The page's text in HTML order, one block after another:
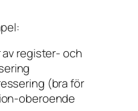
register- och
(bra för
oberoende